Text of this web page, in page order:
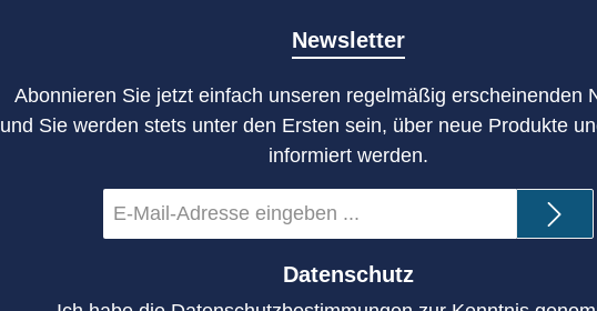
Newsletter
Abonnieren Sie jetzt einfach unseren regelmäßig erscheinenden
und Sie werden stets unter den Ersten sein, über neue Produkte
informiert werden.
Mail-
Adresse
Datenschutz